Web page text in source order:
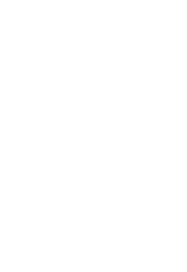
de trabajo interesantes en nuestro Global Job Maket.